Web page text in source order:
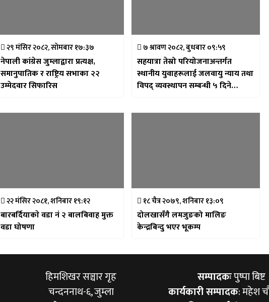
२९ मंसिर २०८२, सोमबार १७:३७
नेपाली कांग्रेस जुम्लाद्वारा प्रत्यक्ष,
समानुपातिक र राष्ट्रिय सभाका २२
उम्मेदवार सिफारिस
७ श्रावण २०८२, बुधबार ०९:५९
सहयात्रा तेस्रो परियोजनाअन्तर्गत
स्थानीय युवाहरूलाई जलवायु न्याय तथा
विपद् व्यवस्थापन सम्बन्धी ५ दिने
२२ मंसिर २०८१, शनिबार १९:१२
बारबर्दियाकाे वडा नं २ बालबिवाह मुक्त
वडा घोषणा
१८ चैत्र २०७९, शनिबार १३:०९
दोलखासँगै लमजुङको मालिङ
केन्द्रबिन्दु भएर भूकम्प
हिमशिखर सञ्चार गृह
चन्दननाथ-६, जुम्ला
सम्पादकःपुष्पा बिष्ट
कार्यकारी सम्पादक: महेश